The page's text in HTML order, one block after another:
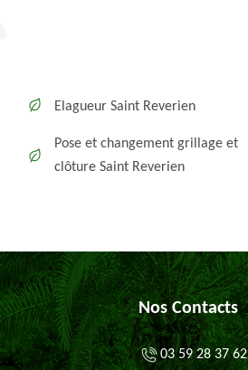
Elagueur Saint Reverien
Pose et changement grillage et
clôture Saint Reverien
Nos Contacts
03 59 28 37 62